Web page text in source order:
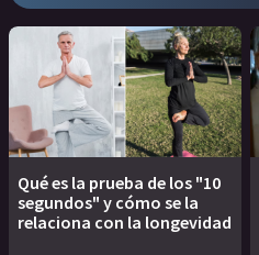
Qué es la prueba de los "10
segundos" y cómo se la
relaciona con la longevidad